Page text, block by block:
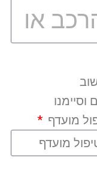
מועדף